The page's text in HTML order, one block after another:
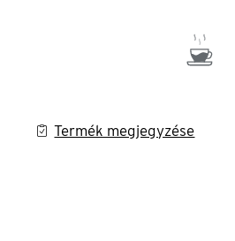
Termék megjegyzése